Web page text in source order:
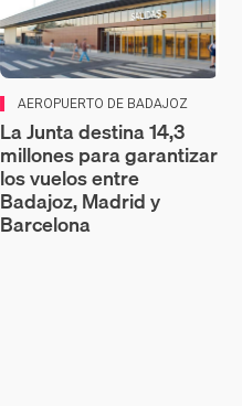
AEROPUERTO DE BADAJOZ
La Junta destina 14,3
millones para garantizar
los vuelos entre
Badajoz, Madrid y
Barcelona